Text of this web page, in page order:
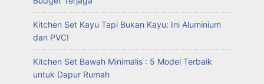
Kitchen Set Kayu Tapi Bukan Kayu: Ini Aluminium
dan PVC!
Kitchen Set Bawah Minimalis : 5 Model Terbaik
untuk Dapur Rumah